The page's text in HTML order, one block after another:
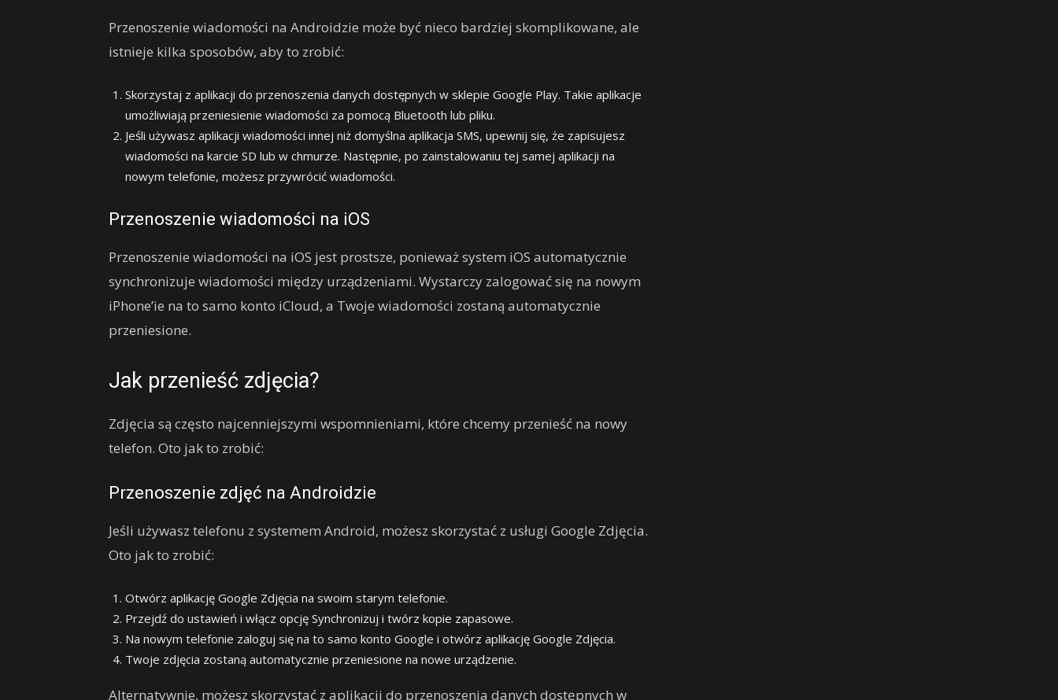
Przenoszenie wiadomości na Androidzie może być nieco bardziej skomplikowane, ale
istnieje kilka sposobów, aby to zrobić:
Skorzystaj z aplikacji do przenoszenia danych dostępnych w sklepie Google Play. Takie aplikacje
umożliwiają przeniesienie wiadomości za pomocą Bluetooth lub pliku.
Jeśli używasz aplikacji wiadomości innej niż domyślna aplikacja SMS, upewnij się, że zapisujesz
wiadomości na karcie SD lub w chmurze. Następnie, po zainstalowaniu tej samej aplikacji na
nowym telefonie, możesz przywrócić wiadomości.
Przenoszenie wiadomości na iOS
Przenoszenie wiadomości na iOS jest prostsze, ponieważ system iOS automatycznie
synchronizuje wiadomości między urządzeniami. Wystarczy zalogować się na nowym
iPhone’ie na to samo konto iCloud, a Twoje wiadomości zostaną automatycznie
przeniesione.
Jak przenieść zdjęcia?
Zdjęcia są często najcenniejszymi wspomnieniami, które chcemy przenieść na nowy
telefon. Oto jak to zrobić:
Przenoszenie zdjęć na Androidzie
Jeśli używasz telefonu z systemem Android, możesz skorzystać z usługi Google Zdjęcia.
Oto jak to zrobić:
Otwórz aplikację Google Zdjęcia na swoim starym telefonie.
Przejdź do ustawień i włącz opcję Synchronizuj i twórz kopie zapasowe.
Na nowym telefonie zaloguj się na to samo konto Google i otwórz aplikację Google Zdjęcia.
Twoje zdjęcia zostaną automatycznie przeniesione na nowe urządzenie.
Alternatywnie, możesz skorzystać z aplikacji do przenoszenia danych dostępnych w